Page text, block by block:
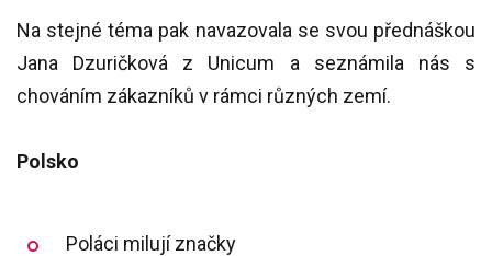
Na stejné téma pak navazovala se svou přednáškou
Jana Dzuričková z Unicum a seznámila nás s
chováním zákazníků v rámci různých zemí.
Polsko
Poláci milují značky